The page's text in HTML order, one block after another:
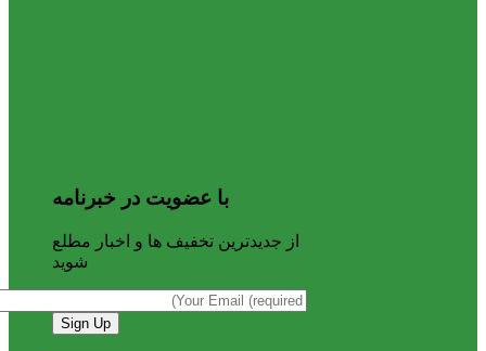
با عضویت در خبرنامه
از جدیدترین تخفیف ها و اخبار مطلع
شوید